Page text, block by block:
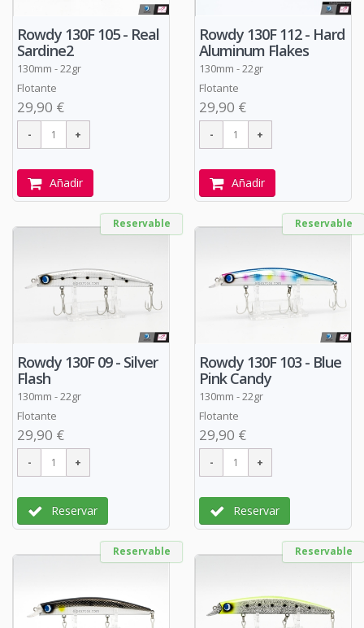
Rowdy 130F 105 - Real
Sardine2
130mm - 22gr
Flotante
29,90 €
Añadir
Rowdy 130F 112 - Hard
Aluminum Flakes
130mm - 22gr
Flotante
29,90 €
Añadir
Reservable
Rowdy 130F 09 - Silver
Flash
130mm - 22gr
Flotante
29,90 €
Reservar
Reservable
Rowdy 130F 103 - Blue
Pink Candy
130mm - 22gr
Flotante
29,90 €
Reservar
Reservable Reservable